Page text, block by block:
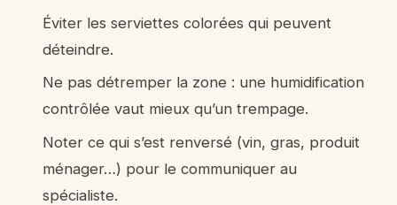
Éviter les serviettes colorées qui peuvent
déteindre.
Ne pas détremper la zone : une humidification
contrôlée vaut mieux qu’un trempage.
Noter ce qui s’est renversé (vin, gras, produit
ménager…) pour le communiquer au
spécialiste.